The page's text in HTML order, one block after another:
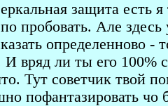
защита есть
пробовать. Але
определенново
И вряд ли ты его 100%
Тут советчик твой
пофантазировать чо